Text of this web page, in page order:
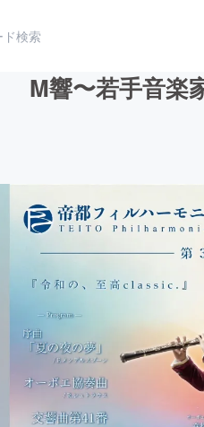
写真
り・地域活性化
M響〜若手音楽